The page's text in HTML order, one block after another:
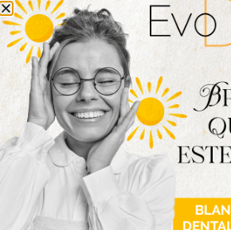
Hazte ya con la trigésimo
la revista Tordesillas al día.
imagen para verla online.